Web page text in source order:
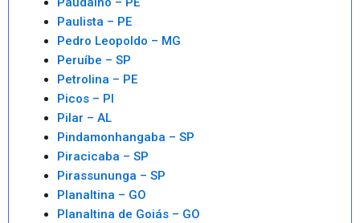
Paulista – PE
Pedro Leopoldo – MG
Peruíbe – SP
Petrolina – PE
Picos – PI
Pilar – AL
Pindamonhangaba – SP
Piracicaba – SP
Pirassununga – SP
Planaltina – GO
Planaltina de Goiás – GO